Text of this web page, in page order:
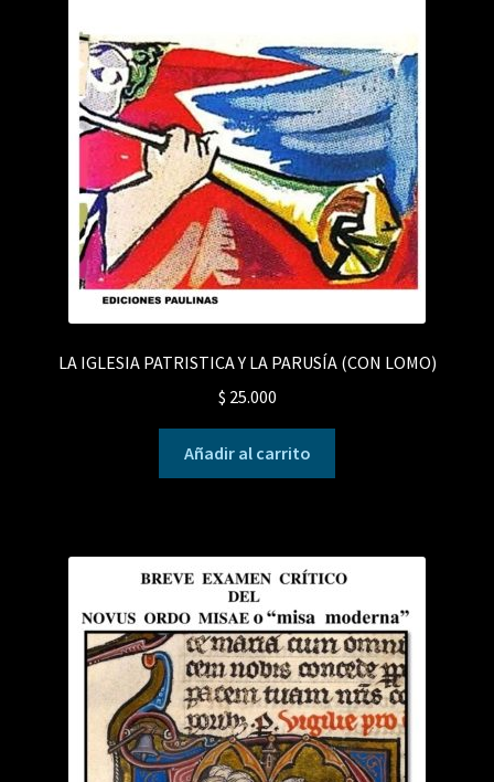
LA IGLESIA PATRISTICA Y LA PARUSÍA (CON LOMO)
$ 25.000
Añadir al carrito